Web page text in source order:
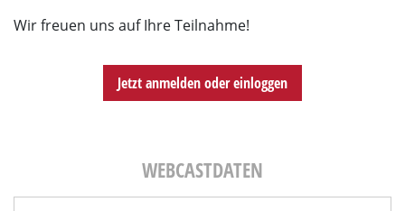
Wir freuen uns auf Ihre Teilnahme!
Jetzt anmelden oder einloggen
WEBCASTDATEN